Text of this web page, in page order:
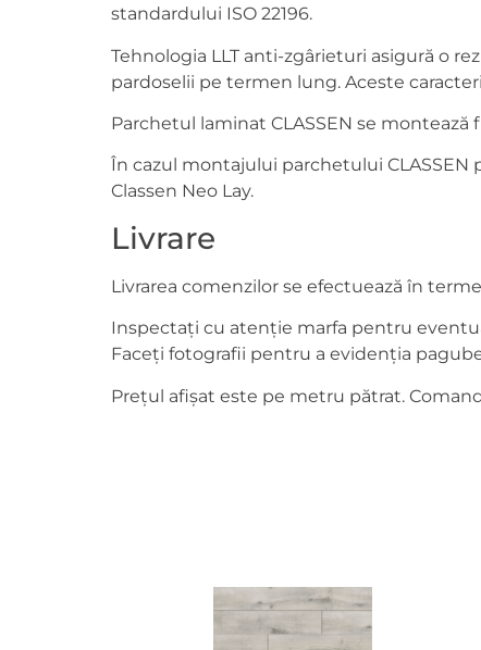
standardului ISO 22196.
Tehnologia LLT anti-zgârieturi asigură o
pardoselii pe termen lung. Aceste
Parchetul laminat CLASSEN se
În cazul montajului parchetului CLASSEN
Classen Neo Lay.
Livrare
Livrarea comenzilor se efectuează în
Inspectați cu atenție marfa pentru
Faceți fotografii pentru a evidenția
Prețul afișat este pe metru pătrat.